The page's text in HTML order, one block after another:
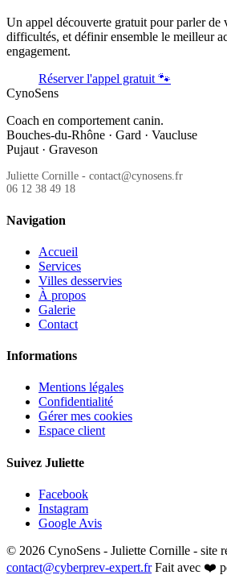
Un appel découverte gratuit pour parler de
difficultés, et définir ensemble le meilleur
engagement.
Réserver l'appel gratuit 🐾
CynoSens
Coach en comportement canin.
Bouches-du-Rhône · Gard · Vaucluse
Pujaut · Graveson
Juliette Cornille - contact@cynosens.fr
06 12 38 49 18
Navigation
Accueil
Services
Villes desservies
À propos
Galerie
Contact
Informations
Mentions légales
Confidentialité
Gérer mes cookies
Espace client
Suivez Juliette
Facebook
Instagram
Google Avis
© 2026 CynoSens - Juliette Cornille - site
contact@cyberprev-expert.fr Fait avec ❤️